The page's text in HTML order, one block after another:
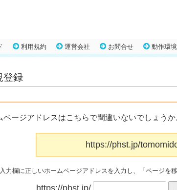
利用規約 運営会社 お問合せ 動作環境
登録
ページアドレスはこちらで間違いないでしょうか
https://phst.jp/
力欄に正しいホームページアドレスを入力し、「ページを